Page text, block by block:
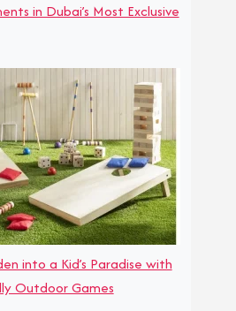
in Dubai’s Most Exclusive
into a Kid’s Paradise with
Outdoor Games